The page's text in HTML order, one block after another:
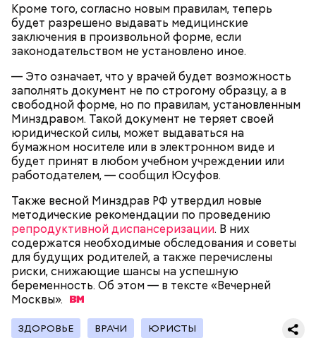
Кроме того, согласно новым правилам, теперь
будет разрешено выдавать медицинские
заключения в произвольной форме, если
законодательством не установлено иное.
— Это означает, что у врачей будет возможность
заполнять документ не по строгому образцу, а в
свободной форме, но по правилам, установленным
Минздравом. Такой документ не теряет своей
юридической силы, может выдаваться на
бумажном носителе или в электронном виде и
будет принят в любом учебном учреждении или
работодателем, — сообщил Юсуфов.
Также весной Минздрав РФ утвердил новые
методические рекомендации по проведению
репродуктивной диспансеризации. В них
содержатся необходимые обследования и советы
для будущих родителей, а также перечислены
риски, снижающие шансы на успешную
беременность. Об этом — в тексте «Вечерней
Москвы».
ЗДОРОВЬЕ ВРАЧИ ЮРИСТЫ
Международный день бесконечности придумал
День «Счастье случается»
— Кабачки нужно натереть длинными слайсами
Противень ставится в духовку, разогретую до 180–
190 градусов. Спагетти из кабачка нужно запекать
25–30 минут.